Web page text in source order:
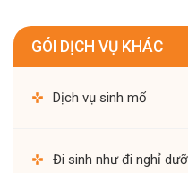
GÓI DỊCH VỤ KHÁC
Dịch vụ sinh mổ
Đi sinh như đi nghỉ